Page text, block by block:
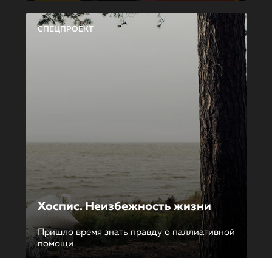
СПЕЦПРОЕКТ
Хоспис. Неизбежность жизни
Пришло время знать правду о паллиативной
помощи